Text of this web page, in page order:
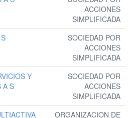
ACCIONES
SIMPLIFICADA
SOCIEDAD POR
ACCIONES
SIMPLIFICADA
Y
A S
SOCIEDAD POR
ACCIONES
SIMPLIFICADA
ORGANIZACION DE